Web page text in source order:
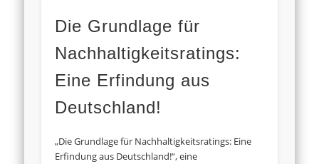
Die Grundlage für
Nachhaltigkeitsratings:
Eine Erfindung aus
Deutschland!
„Die Grundlage für Nachhaltigkeitsratings: Eine
Erfindung aus Deutschland!“, eine